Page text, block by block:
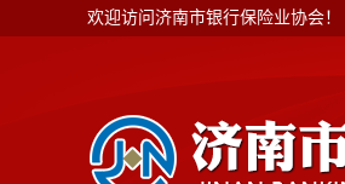
欢迎访问济南市银行保险业协会！